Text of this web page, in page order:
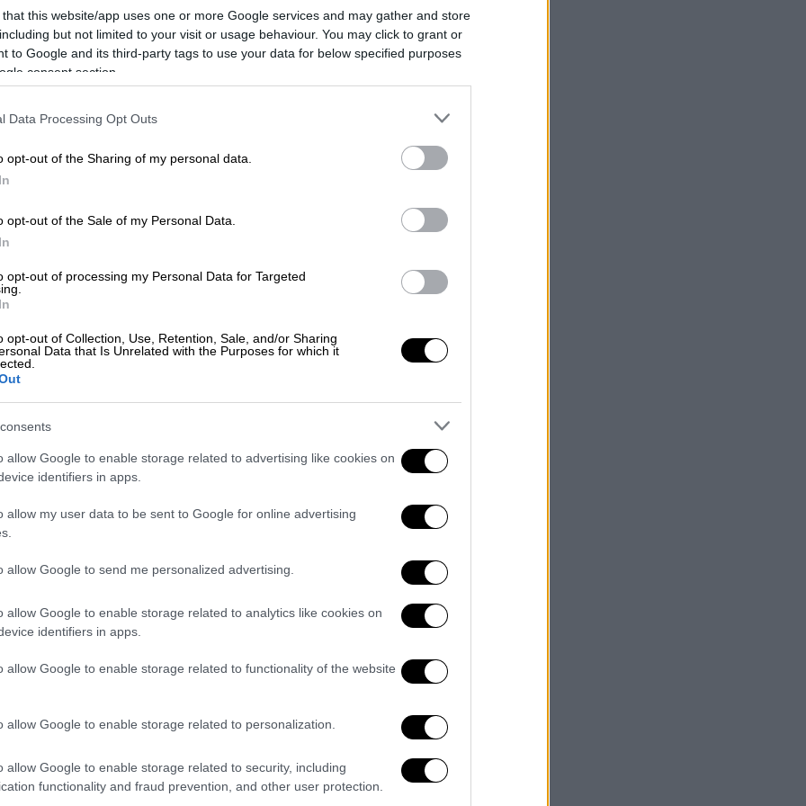
that this website/app uses one or more Google services and may gather and store
but not limited to your visit or usage behaviour. You may click to grant or
to Google and its third-party tags to use your data for below specified purposes
consent section.
Data Processing Opt Outs
opt-out of the Sharing of my personal data.
opt-out of the Sale of my Personal Data.
opt-out of processing my Personal Data for Targeted
opt-out of Collection, Use, Retention, Sale, and/or Sharing
Data that Is Unrelated with the Purposes for which it
allow Google to enable storage related to advertising like cookies on
identifiers in apps.
allow my user data to be sent to Google for online advertising
allow Google to send me personalized advertising.
allow Google to enable storage related to analytics like cookies on
identifiers in apps.
allow Google to enable storage related to functionality of the website
allow Google to enable storage related to personalization.
allow Google to enable storage related to security, including
functionality and fraud prevention, and other user protection.
εγκατάστασης μεγάλων
αντιδραστήρων (SMRs).
μελέτης δείχνουν ότι ηυψηλή
από τους
θέσεων μεγάλων πυρηνικών
μικρότερης εγκατεστημένης
το φάσμα των δυνητικά κατάλληλων
ορίων σχεδιασμού και μειωμένων
προσέγγιση χωροθέτησης, με την
και χωρίς να λαμβάνονται υπόψη
στον σχεδιασμό των
της Νότιας Εύβοιας αναδεικνύονται
διερεύνηση όσον αφορά την